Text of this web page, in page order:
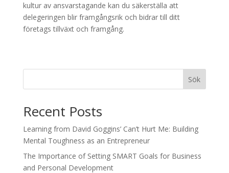
kultur av ansvarstagande kan du säkerställa att
delegeringen blir framgångsrik och bidrar till ditt
företags tillväxt och framgång.
Sök
Recent Posts
Learning from David Goggins’ Can’t Hurt Me: Building
Mental Toughness as an Entrepreneur
The Importance of Setting SMART Goals for Business
and Personal Development